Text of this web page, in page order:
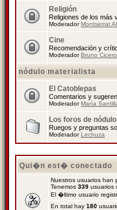
Religión
Religiones de los más
ModeradorMontserrat
Cine
Recomendación y
ModeradorBruno
nódulo materialista
El Catoblepas
Comentarios y
ModeradorMaría
Los foros de nódulo
Ruegos y preguntas
ModeradorLechuza
Qui�n est� conectado
Nuestros usuarios han
Tenemos 339 usuarios
El �ltimo usuario
En total hay 180